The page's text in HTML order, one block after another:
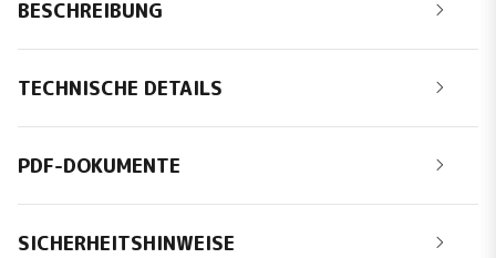
BESCHREIBUNG
TECHNISCHE DETAILS
PDF-DOKUMENTE
SICHERHEITSHINWEISE